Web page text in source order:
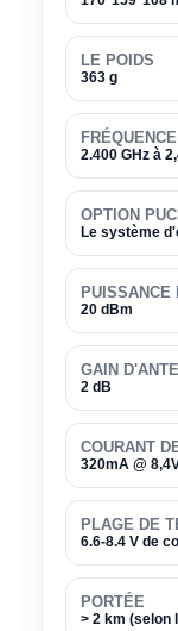
LE POIDS
363 g
FRÉQUENCE
2.400 GHz à
OPTION
Le système
PUISSANCE
20 dBm
GAIN
2 dB
COURANT
320mA @
PLAGE DE
6.6-8.4 V de
PORTÉE
> 2 km (selon